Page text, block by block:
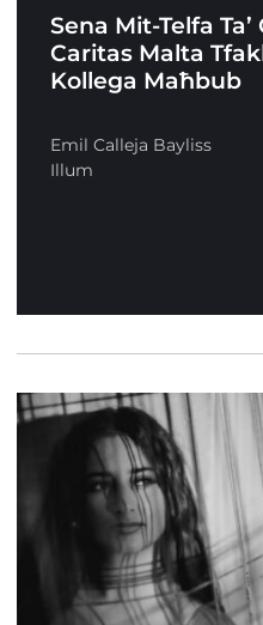
Sena Mit-Telfa
Caritas Malta
Kollega Maħbub
Emil Calleja Bayliss
Illum